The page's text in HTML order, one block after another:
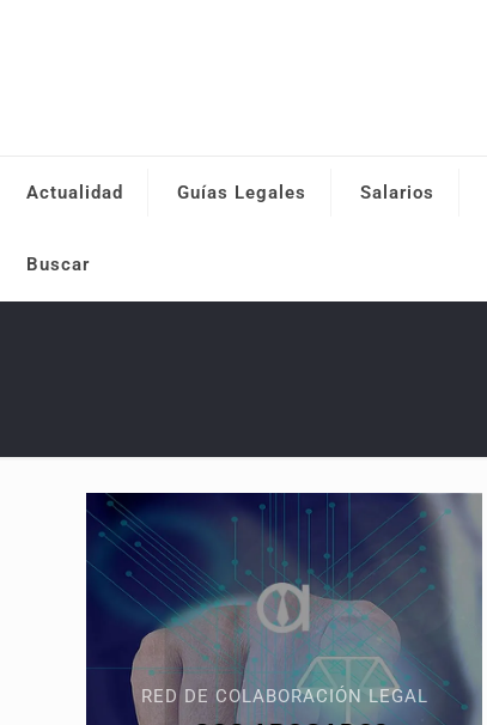
Actualidad Guías Legales Salarios
Buscar
RED DE COLABORACIÓN LEGAL